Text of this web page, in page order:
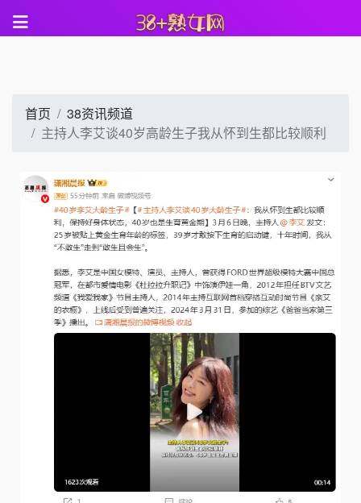
首页
38资讯频道
主持人李艾谈40岁高龄生子我从怀到生都比较顺利